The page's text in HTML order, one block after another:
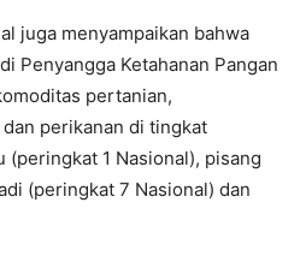
juga menyampaikan bahwa
Penyangga Ketahanan Pangan
pertanian,
perikanan di tingkat
1 Nasional), pisang
(peringkat 7 Nasional) dan